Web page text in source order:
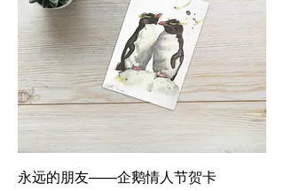
永远的朋友——企鹅情人节贺卡